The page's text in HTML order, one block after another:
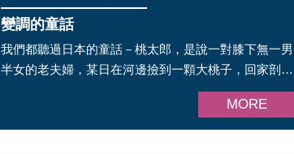
變調的童話
我們都聽過日本的童話－桃太郎，是說一對膝下無一男
半女的老夫婦，某日在河邊撿到一顆大桃子，回家剖開
MORE